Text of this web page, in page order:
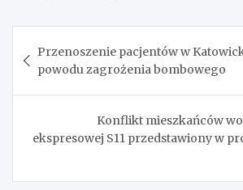
wpisu
Przenoszenie pacjentów w
powodu zagrożenia bombowego
Konflikt mieszkańców
ekspresowej S11 przedstawiony w